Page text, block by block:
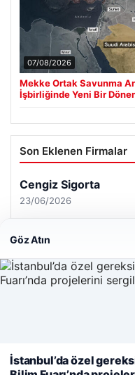
07/08/2026
Mekke Ortak Savunma
İşbirliğinde Yeni Bir
Son Eklenen Firmalar
Cengiz Sigorta
23/06/2026
Web sitemizi nasıl
kullanıyoruz. Çerez
Göz Atın
İstanbul’da özel
escort
escort
escort
escortescort
escort
İzle